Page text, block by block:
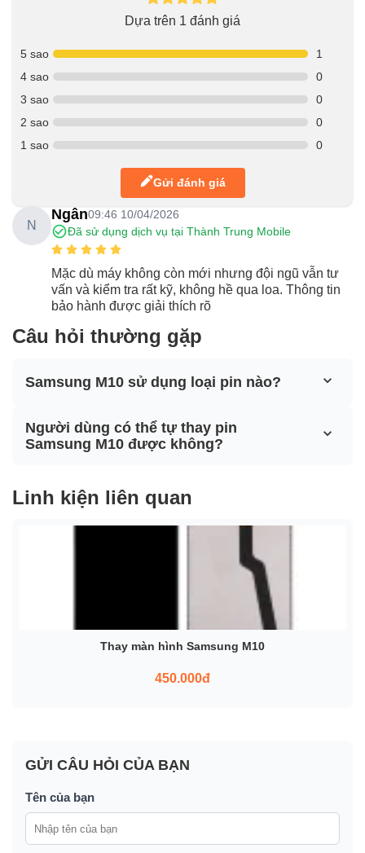
Dựa trên 1 đánh giá
5 sao
1
4 sao
0
3 sao
0
2 sao
0
1 sao
0
Gửi đánh giá
N
Ngân09:46 10/04/2026
Đã sử dụng dịch vụ tại Thành Trung Mobile
Mặc dù máy không còn mới nhưng đội ngũ vẫn tư
vấn và kiểm tra rất kỹ, không hề qua loa. Thông tin
bảo hành được giải thích rõ
Câu hỏi thường gặp
Samsung M10 sử dụng loại pin nào?
Người dùng có thể tự thay pin
Samsung M10 được không?
Linh kiện liên quan
Thay màn hình Samsung M10
450.000đ
GỬI CÂU HỎI CỦA BẠN
Tên của bạn